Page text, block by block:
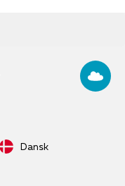
Dansk